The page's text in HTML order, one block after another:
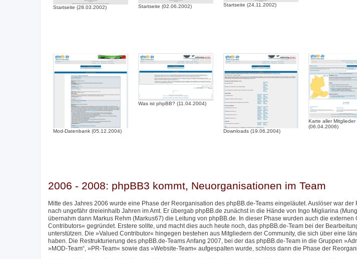
Startseite (28.03.2002) Startseite (02.06.2002) Startseite (24.11.2002)
Mod-Datenbank (05.12.2004)
Was ist phpBB? (11.04.2004)
Downloads (19.06.2004)
Karte aller Mitglieder
(06.04.2006)
2006 - 2008: phpBB3 kommt, Neuorganisationen im Team
Mitte des Jahres 2006 wurde eine Phase der Reorganisation des phpBB.de-Teams eingeläutet. Auslöser war
nach ungefähr dreieinhalb Jahren im Amt. Er übergab phpBB.de zunächst in die Hände von Ingo Migliarina
übernahm dann Markus Rehm (Markus67) die Leitung von phpBB.de. In dieser Phase wurden auch die externen
Contributors« gegründet. Erstere sollte, und macht dies auch heute noch, das phpBB.de-Team bei der
unterstützen. Die »Valued Contributor« hingegen bestehen aus Mitgliedern der Community, die sich über eine
haben. Die Restrukturierung des phpBB.de-Teams Anfang 2007, bei der das phpBB.de-Team in die Gruppen
»MOD-Team“, »PR-Team« sowie das »Website-Team« aufgespalten wurde, schloss dann die Phase der